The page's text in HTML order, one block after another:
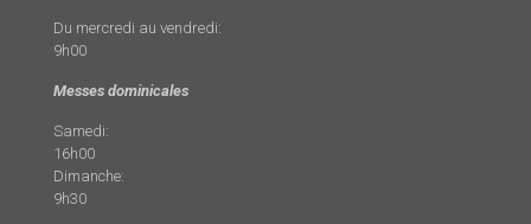
Du mercredi au vendredi:
9h00
Messes dominicales
Samedi:
16h00
Dimanche:
9h30